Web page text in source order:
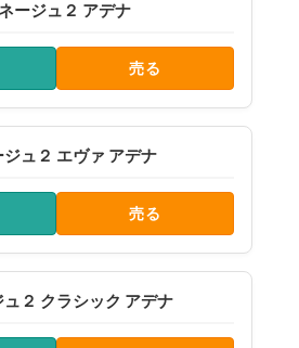
ージュ２ アデナ
売る
ジュ２ エヴァ アデナ
売る
ュ２ クラシック アデナ